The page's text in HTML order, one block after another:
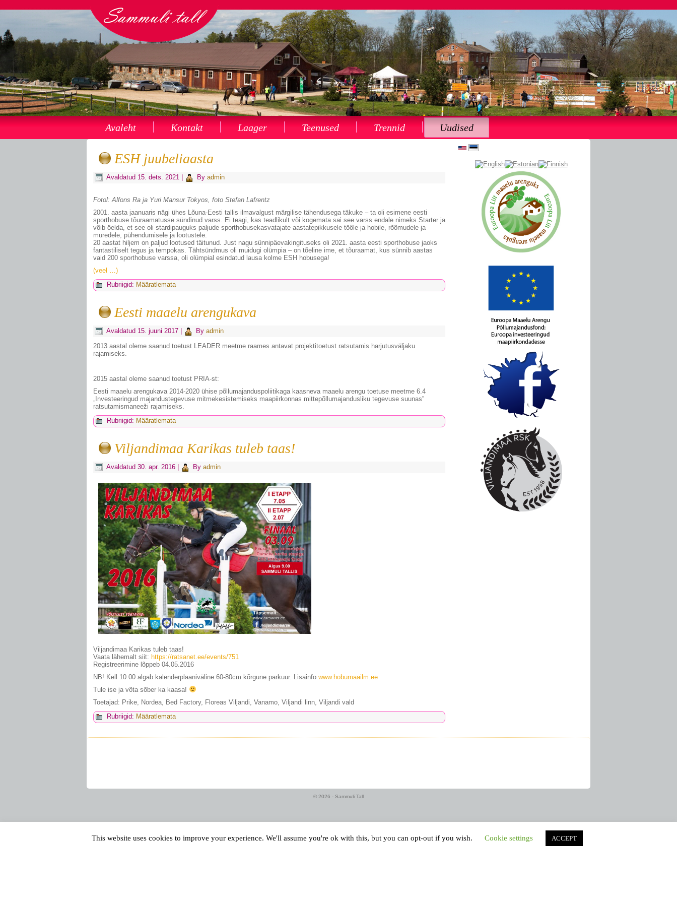
Avaleht Kontakt Laager Teenused Trennid Uudised
ESH juubeliaasta
Avaldatud 15. dets. 2021 By admin
Fotol: Alfons Ra ja Yuri Mansur Tokyos, foto Stefan Lafrentz
2001. aasta jaanuaris nägi ühes Lõuna-Eesti tallis ilmavalgust märgilise tähendusega täkuke – ta oli esimene eesti
sporthobuse tõuraamatusse sündinud varss. Ei teagi, kas teadlikult või kogemata sai see varss endale nimeks Starter ja
võib öelda, et see oli stardipauguks paljude sporthobusekasvatajate aastatepikkusele tööle ja hobile, rõõmudele ja
muredele, pühendumisele ja lootustele.
20 aastat hiljem on paljud lootused täitunud. Just nagu sünnipäevakingituseks oli 2021. aasta eesti sporthobuse jaoks
fantastiliselt tegus ja tempokas. Tähtsündmus oli muidugi olümpia – on tõeline ime, et tõuraamat, kus sünnib aastas
vaid 200 sporthobuse varssa, oli olümpial esindatud lausa kolme ESH hobusega!
(veel …)
Rubriigid: Määratlemata
Eesti maaelu arengukava
Avaldatud 15. juuni 2017 By admin
2013 aastal oleme saanud toetust LEADER meetme raames antavat projektitoetust ratsutamis harjutusväljaku
rajamiseks.
2015 aastal oleme saanud toetust PRIA-st:
Eesti maaelu arengukava 2014-2020 ühise põllumajanduspoliitikaga kaasneva maaelu arengu toetuse meetme 6.4
„Investeeringud majandustegevuse mitmekesistemiseks maapiirkonnas mittepõllumajandusliku tegevuse suunas”
ratsutamismaneeži rajamiseks.
Rubriigid: Määratlemata
Viljandimaa Karikas tuleb taas!
Avaldatud 30. apr. 2016 By admin
Viljandimaa Karikas tuleb taas!
Vaata lähemalt siit: https://ratsanet.ee/events/751
Registreerimine lõppeb 04.05.2016
NB! Kell 10.00 algab kalenderplaaniväline 60-80cm kõrgune parkuur. Lisainfo www.hobumaailm.ee
Tule ise ja võta sõber ka kaasa!
Toetajad: Prike, Nordea, Bed Factory, Floreas Viljandi, Vanamo, Viljandi linn, Viljandi vald
Rubriigid: Määratlemata
© 2026 - Sammuli Tall
This website uses cookies to improve your experience. We'll assume you're ok with this, but you can opt-out if you wish. Cookie settings ACCEPT